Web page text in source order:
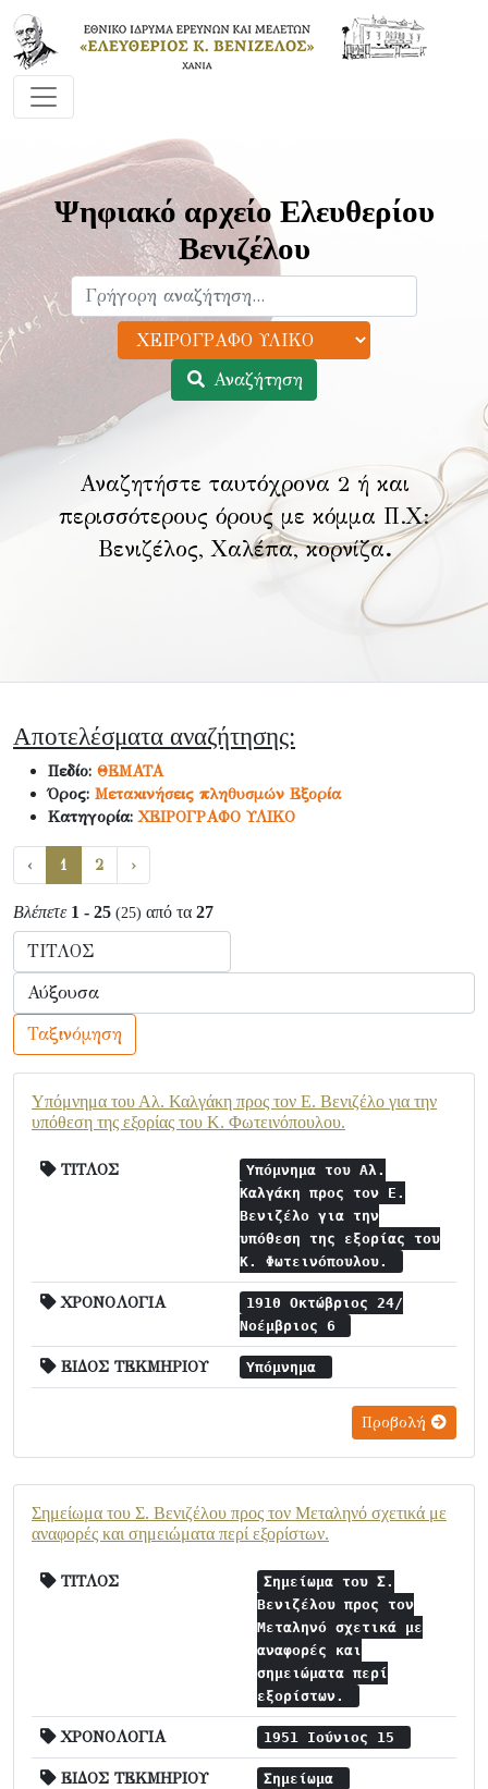
Ψηφιακό αρχείο Ελευθερίου
Βενιζέλου
Αναζήτηση
Αναζητήστε ταυτόχρονα 2 ή και
περισσότερους όρους με κόμμα Π.Χ:
Βενιζέλος, Χαλέπα, κορνίζα.
Αποτελέσματα αναζήτησης:
Πεδίο: ΘΕΜΑΤΑ
Όρος: Μετακινήσεις πληθυσμών Εξορία
Κατηγορία:ΧΕΙΡΟΓΡΑΦΟ ΥΛΙΚΟ
‹ 1 2 ›
Βλέπετε 1 - 25 (25) από τα 27
Ταξινόμηση
Υπόμνημα του Αλ. Καλγάκη προς τον Ε. Βενιζέλο για την
υπόθεση της εξορίας του Κ. Φωτεινόπουλου.
ΤΙΤΛΟΣ
Υπόμνημα του Αλ.
Καλγάκη προς τον Ε.
Βενιζέλο για την
υπόθεση της εξορίας του
Κ. Φωτεινόπουλου.
ΧΡΟΝΟΛΟΓΙΑ
1910 Οκτώβριος 24/
Νοέμβριος 6
ΕΙΔΟΣ ΤΕΚΜΗΡΙΟΥ Υπόμνημα
Προβολή
Σημείωμα του Σ. Βενιζέλου προς τον Μεταληνό σχετικά με
αναφορές και σημειώματα περί εξορίστων.
ΤΙΤΛΟΣ
Σημείωμα του Σ.
Βενιζέλου προς τον
Μεταληνό σχετικά με
αναφορές και
σημειώματα περί
εξορίστων.
ΧΡΟΝΟΛΟΓΙΑ 1951 Ιούνιος 15
ΕΙΔΟΣ ΤΕΚΜΗΡΙΟΥ Σημείωμα